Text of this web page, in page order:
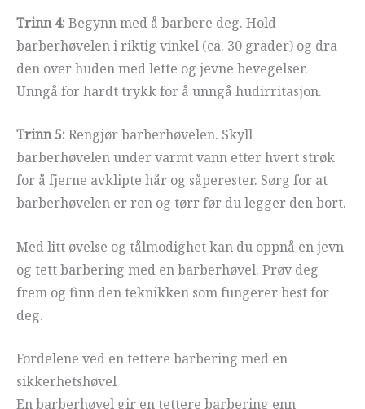
Trinn 4: Begynn med å barbere deg. Hold
barberhøvelen i riktig vinkel (ca. 30 grader) og dra
den over huden med lette og jevne bevegelser.
Unngå for hardt trykk for å unngå hudirritasjon.
Trinn 5: Rengjør barberhøvelen. Skyll
barberhøvelen under varmt vann etter hvert strøk
for å fjerne avklipte hår og såperester. Sørg for at
barberhøvelen er ren og tørr før du legger den bort.
Med litt øvelse og tålmodighet kan du oppnå en jevn
og tett barbering med en barberhøvel. Prøv deg
frem og finn den teknikken som fungerer best for
deg.
Fordelene ved en tettere barbering med en
sikkerhetshøvel
En barberhøvel gir en tettere barbering enn